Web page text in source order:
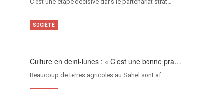
C’est une étape décisive dans le partenariat strat…
Culture en demi-lunes : « C’est une bonne pra…
Beaucoup de terres agricoles au Sahel sont af…
SOCIÉTÉ